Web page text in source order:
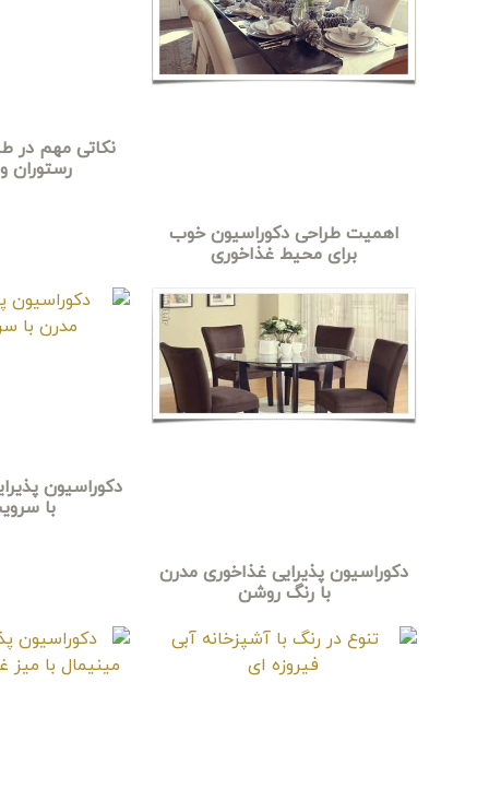
اهمیت طراحی دکوراسیون خوب
برای محیط غذاخوری
نکاتی مهم در
دکوراسیون پذیرایی غذاخوری مدرن
با رنگ روشن
دکوراسیون
با